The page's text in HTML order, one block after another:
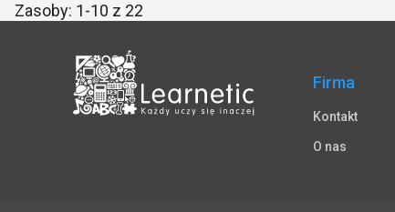
Zasoby: 1-10 z 22
Firma
Kontakt
O nas